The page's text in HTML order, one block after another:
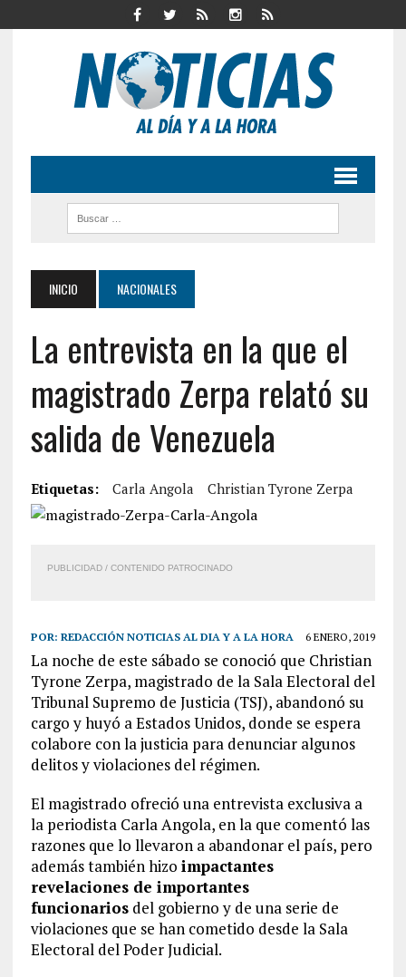
INICIO NACIONALES
La entrevista en la que el
magistrado Zerpa relató su
salida de Venezuela
Etiquetas: Carla Angola Christian Tyrone Zerpa
PUBLICIDAD / CONTENIDO PATROCINADO
POR: REDACCIÓN NOTICIAS AL DIA Y A LA HORA 6 ENERO, 2019
La noche de este sábado se conoció que Christian
Tyrone Zerpa, magistrado de la Sala Electoral del
Tribunal Supremo de Justicia (TSJ), abandonó su
cargo y huyó a Estados Unidos, donde se espera
colabore con la justicia para denunciar algunos
delitos y violaciones del régimen.
El magistrado ofreció una entrevista exclusiva a
la periodista Carla Angola, en la que comentó las
razones que lo llevaron a abandonar el país, pero
además también hizo impactantes
revelaciones de importantes
funcionariosdel gobierno y de una serie de
violaciones que se han cometido desde la Sala
Electoral del Poder Judicial.